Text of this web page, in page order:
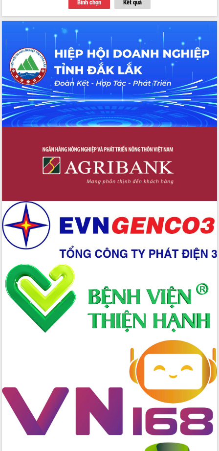
Thứ trưởng Bộ Y tế làm việc với tỉnh
Đắk Lắk về phát triển nhân lực y tế
cho trạm y tế cấp xã
Du lịch Đắk Lắk nâng tầm trải nghiệm
du khách thông qua Hệ thống cơ sở dữ
liệu và Bản đồ số
Tập huấn ứng dụng trí tuệ nhân tạo (AI)
trong thương mại điện tử năm 2026
Đoàn đại biểu Quốc hội tỉnh Đắk Lắk
trao đổi thông tin trước Kỳ họp thứ
nhất, Quốc hội khóa XVI
Quyết liệt cải cách hành chính, khơi
Nâng cao hiệu lực, hiệu quả HĐND
tỉnh thông qua hiện đại hóa hành chính
Xã Ea Phê gắn cải cách hành chính với
Hồ Thị Nguyên Thảo làm việc tại Trung
tâm Phục vụ hành chính công xã Ea
Xây dựng nền hành chính số đồng
hành cùng nông dân dân, doanh nghiệp
Giai đoạn 2026-2030, Đắk Lắk phấn
đấu có 77% xã đạt chuẩn nông thôn
mới
Chuyển đổi số 'mở đường' cho nông
nghiệp Đắk Lắk tăng trưởng bứt phá
Triển khai đồng bộ đo đạc, lập hồ sơ
địa chính, hoàn thiện cơ sở dữ liệu đất
Đắk Lắk đẩy mạnh nuôi biển công
nghệ, hướng tới phát triển thủy sản
bền vững
Tập huấn nâng cao năng lực triển khai
chuyển đổi số cho cán bộ, công chức
Bình chọn Kết quả